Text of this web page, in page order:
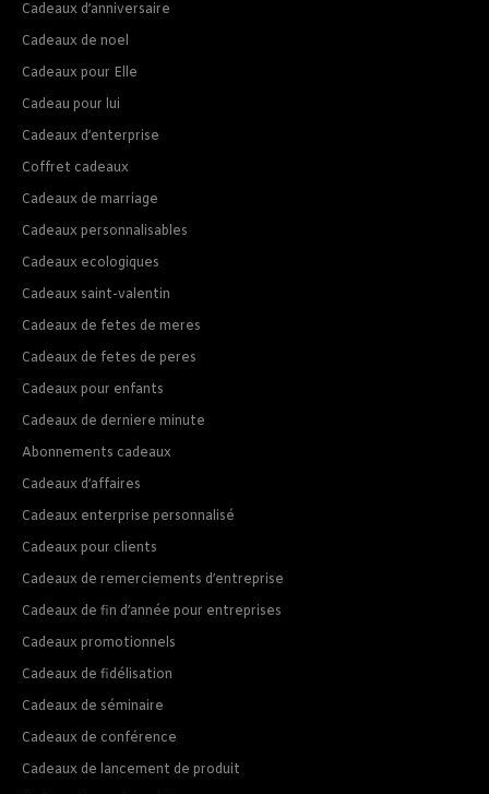
Cadeaux d’anniversaire
Cadeaux de noel
Cadeaux pour Elle
Cadeau pour lui
Cadeaux d’enterprise
Coffret cadeaux
Cadeaux de marriage
Cadeaux personnalisables
Cadeaux ecologiques
Cadeaux saint-valentin
Cadeaux de fetes de meres
Cadeaux de fetes de peres
Cadeaux pour enfants
Cadeaux de derniere minute
Abonnements cadeaux
Cadeaux d’affaires
Cadeaux enterprise personnalisé
Cadeaux pour clients
Cadeaux de remerciements d’entreprise
Cadeaux de fin d’année pour entreprises
Cadeaux promotionnels
Cadeaux de fidélisation
Cadeaux de séminaire
Cadeaux de conférence
Cadeaux de lancement de produit